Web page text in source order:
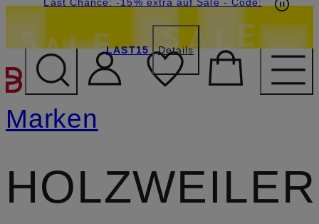
ZUM HAUPTINHALT
LAST15 Details
Marken
HOLZWEILER